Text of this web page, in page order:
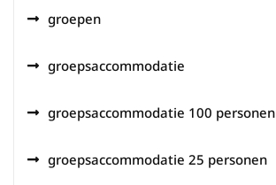
groepen
groepsaccommodatie
groepsaccommodatie 100 personen
groepsaccommodatie 25 personen